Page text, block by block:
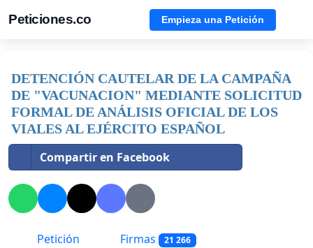
Peticiones.co Empieza una Petición
DETENCIÓN CAUTELAR DE LA CAMPAÑA
DE "VACUNACION" MEDIANTE SOLICITUD
FORMAL DE ANÁLISIS OFICIAL DE LOS
VIALES AL EJÉRCITO ESPAÑOL
Compartir en Facebook
Petición Firmas 21 266